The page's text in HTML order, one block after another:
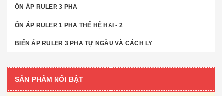
ỔN ÁP RULER 3 PHA
ỔN ÁP RULER 1 PHA THẾ HỆ HAI - 2
BIẾN ÁP RULER 3 PHA TỰ NGẪU VÀ CÁCH LY
SẢN PHẨM NỔI BẬT